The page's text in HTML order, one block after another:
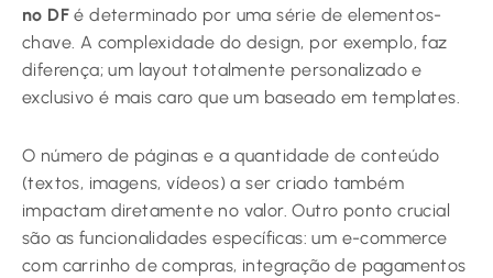
no DF é determinado por uma série de elementos-
chave. A complexidade do design, por exemplo, faz
diferença; um layout totalmente personalizado e
exclusivo é mais caro que um baseado em templates.
O número de páginas e a quantidade de conteúdo
(textos, imagens, vídeos) a ser criado também
impactam diretamente no valor. Outro ponto crucial
são as funcionalidades específicas: um e-commerce
com carrinho de compras, integração de pagamentos